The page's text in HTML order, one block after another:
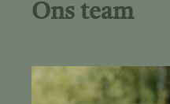
Ons team